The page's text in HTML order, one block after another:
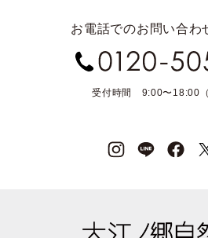
お電話でのお問い合わ
受付時間 9:00〜18:00（